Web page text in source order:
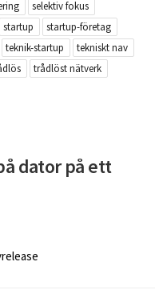
selektiv fokus
startup
startup-företag
teknik-startup
tekniskt nav
trådlöst nätverk
dator på ett